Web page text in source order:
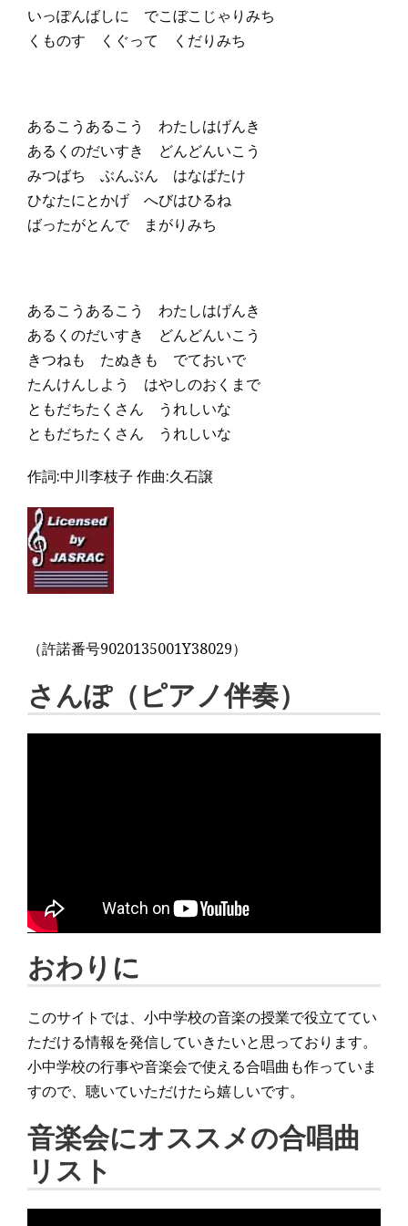
いっぽんばしに でこぼこじゃりみち
くものす くぐって くだりみち
あるこうあるこう わたしはげんき
あるくのだいすき どんどんいこう
みつばち ぶんぶん はなばたけ
ひなたにとかげ へびはひるね
ばったがとんで まがりみち
あるこうあるこう わたしはげんき
あるくのだいすき どんどんいこう
きつねも たぬきも でておいで
たんけんしよう はやしのおくまで
ともだちたくさん うれしいな
ともだちたくさん うれしいな
作詞:中川李枝子 作曲:久石譲
（許諾番号9020135001Y38029）
さんぽ（ピアノ伴奏）
おわりに
このサイトでは、小中学校の音楽の授業で役立ててい
ただける情報を発信していきたいと思っております。
小中学校の行事や音楽会で使える合唱曲も作っていま
すので、聴いていただけたら嬉しいです。
音楽会にオススメの合唱曲
リスト